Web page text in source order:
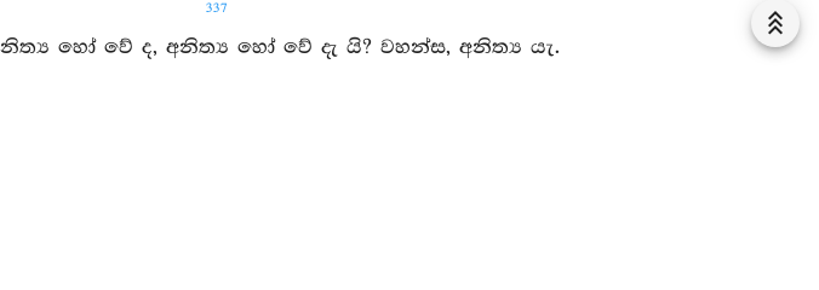
337
හෝ වේ ද, අනිත්‍ය හෝ වේ දැ යි? වහන්ස, අනිත්‍ය යැ.